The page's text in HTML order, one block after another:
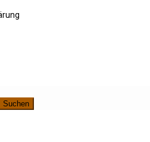
Suchen